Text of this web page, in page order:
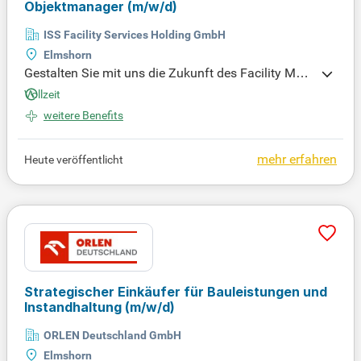
Objektmanager (m/w/d)
ISS Facility Services Holding GmbH
Elmshorn
Gestalten Sie mit uns die Zukunft des Facility Man
agements! Bei ISS bieten wir spannende Karrierech
ancen in Technik, Reinigung und Workplace-Mana
gement. Werden Sie Teil eines internationalen Tea
ms, das Betriebsabläufe optimiert. Jetzt bewerben
für mehr Informationen!
Vollzeit
weitere Benefits
mehr erfahren
Heute veröffentlicht
Strategischer Einkäufer für Bauleistungen und
Instandhaltung (m/w/d)
ORLEN Deutschland GmbH
Elmshorn